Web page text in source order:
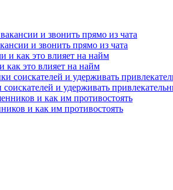
и звонить прямо из чата
как это влияет на найм
и удерживать
и как им противостоять